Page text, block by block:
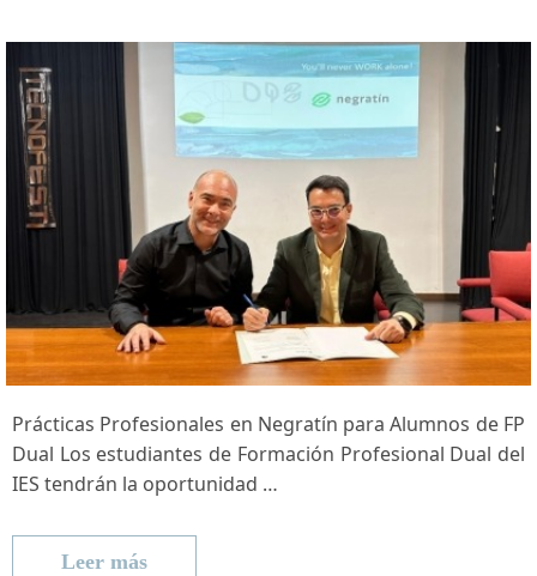
Prácticas Profesionales en Negratín para⁢ Alumnos de FP
Dual Los estudiantes de ‍Formación Profesional Dual del
IES tendrán la oportunidad …
Leer más